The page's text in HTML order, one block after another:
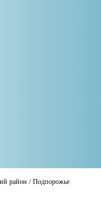
район / Подпорожье